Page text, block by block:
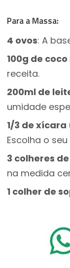
Para a Massa:
4 ovos: A
100g de
receita.
200ml de
umidade
1/3 de
Escolha o
3 colheres
na medida
1 colher de